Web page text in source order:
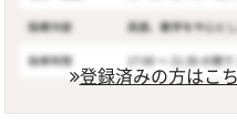
登録済みの方はこ